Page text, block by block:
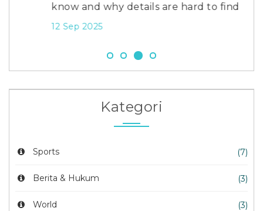
know and why details are hard to find
12 Sep 2025
Kategori
Sports (7)
Berita & Hukum (3)
World (3)